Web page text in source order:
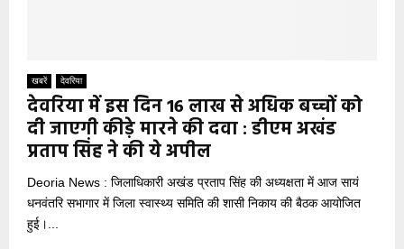
खबरें देवरिया
देवरिया में इस दिन 16 लाख से अधिक बच्चों को
दी जाएगी कीड़े मारने की दवा : डीएम अखंड
प्रताप सिंह ने की ये अपील
Deoria News : जिलाधिकारी अखंड प्रताप सिंह की अध्यक्षता में आज सायं
धनवंतरि सभागार में जिला स्वास्थ्य समिति की शासी निकाय की बैठक आयोजित
हुई।...